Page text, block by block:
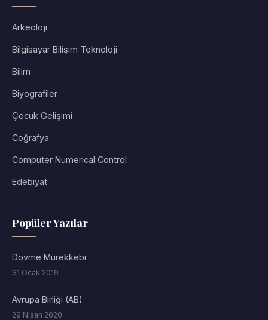
Arkeoloji
Bilgisayar Bilişim Teknoloji
Bilim
Biyografiler
Çocuk Gelişimi
Coğrafya
Computer Numerical Control
Edebiyat
Popüler Yazılar
Dövme Mürekkebi
31 Ocak 2019
Avrupa Birliği (AB)
29 Nisan 2020